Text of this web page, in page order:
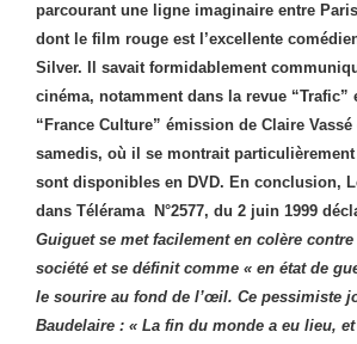
parcourant une ligne imaginaire entre
dont le film rouge est l’excellente
Silver. Il savait formidablement
cinéma, notamment dans la revue “Trafic”
“France Culture” émission de Claire
samedis, où il se montrait
sont disponibles en DVD. En conclusion,
dans Télérama
N°2577, du 2 juin 1999
Guiguet se met facilement en colère
société et se définit comme « en état de
le sourire au fond de l’œil. Ce pessimiste
Baudelaire : « La fin du monde a eu lieu, et